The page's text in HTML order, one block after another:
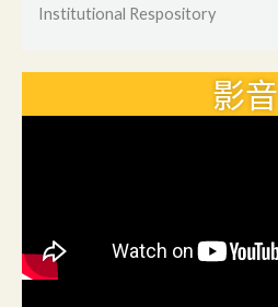
Institutional Respository
影音